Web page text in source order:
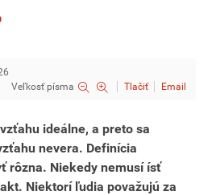
Veľkosť písma
Tlačiť Email
ideálne, a preto sa
nevera. Definícia
rôzna. Niekedy nemusí ísť
Niektorí ľudia považujú za